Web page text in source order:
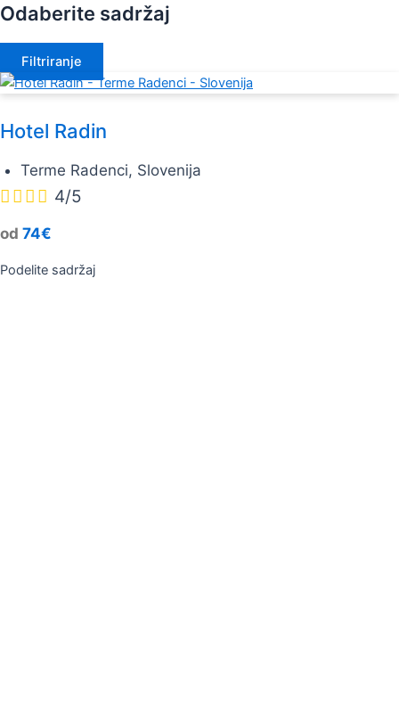
Odaberite sadržaj
Filtriranje
Hotel Radin
Terme Radenci, Slovenija
    4/5
od 74€
Podelite sadržaj